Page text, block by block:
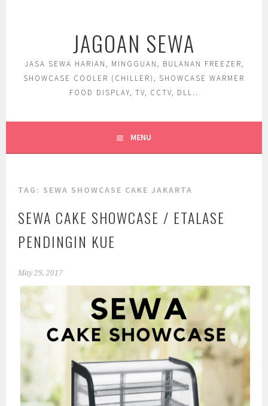
JAGOAN SEWA
JASA SEWA HARIAN, MINGGUAN, BULANAN FREEZER,
SHOWCASE COOLER (CHILLER), SHOWCASE WARMER
FOOD DISPLAY, TV, CCTV, DLL..
MENU
TAG: SEWA SHOWCASE CAKE JAKARTA
SEWA CAKE SHOWCASE / ETALASE
PENDINGIN KUE
May 29, 2017